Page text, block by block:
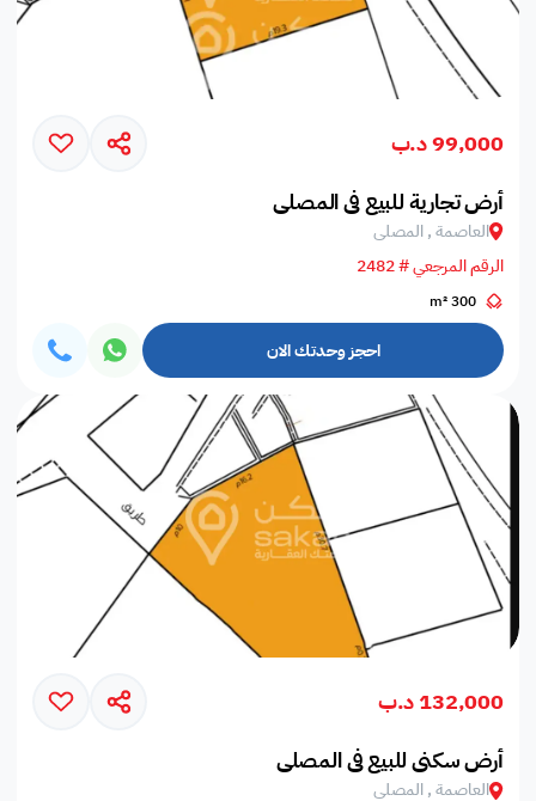
99,000 د.ب
أرض تجارية للبيع في المصلى
العاصمة , المصلى
الرقم المرجعي # 2482
300 m²
احجز وحدتك الان
132,000 د.ب
أرض سكني للبيع في المصلى
العاصمة , المصلى